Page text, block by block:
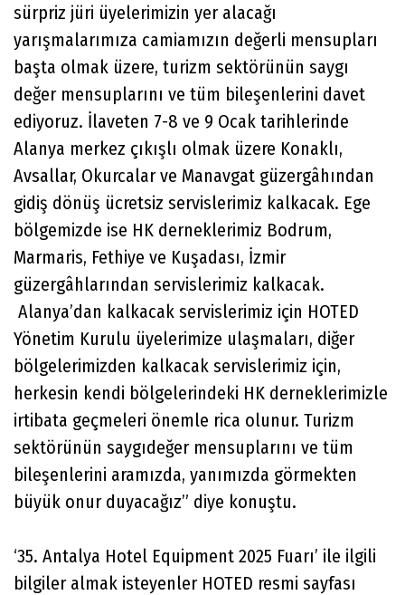
sürpriz jüri üyelerimizin yer alacağı
yarışmalarımıza camiamızın değerli mensupları
başta olmak üzere, turizm sektörünün saygı
değer mensuplarını ve tüm bileşenlerini davet
ediyoruz. İlaveten 7-8 ve 9 Ocak tarihlerinde
Alanya merkez çıkışlı olmak üzere Konaklı,
Avsallar, Okurcalar ve Manavgat güzergâhından
gidiş dönüş ücretsiz servislerimiz kalkacak. Ege
bölgemizde ise HK derneklerimiz Bodrum,
Marmaris, Fethiye ve Kuşadası, İzmir
güzergâhlarından servislerimiz kalkacak.
Alanya’dan kalkacak servislerimiz için HOTED
Yönetim Kurulu üyelerimize ulaşmaları, diğer
bölgelerimizden kalkacak servislerimiz için,
herkesin kendi bölgelerindeki HK derneklerimizle
irtibata geçmeleri önemle rica olunur. Turizm
sektörünün saygıdeğer mensuplarını ve tüm
bileşenlerini aramızda, yanımızda görmekten
büyük onur duyacağız” diye konuştu.
‘35. Antalya Hotel Equipment 2025 Fuarı’ ile ilgili
bilgiler almak isteyenler HOTED resmi sayfası